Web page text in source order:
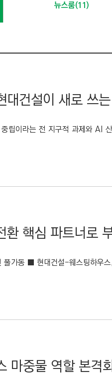
뉴스룸(11)
건설이 새로 쓰
립이라는 전 지구적 과제와 AI
핵심 파트너로
풀가동 ■ 현대건설-웨스팅하우
마중물 역할 본격